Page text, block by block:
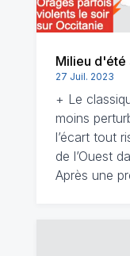
Milieu d'été
27 Juil. 2023
+ Le
moins
l’écart tout
de l’Ouest
Après une